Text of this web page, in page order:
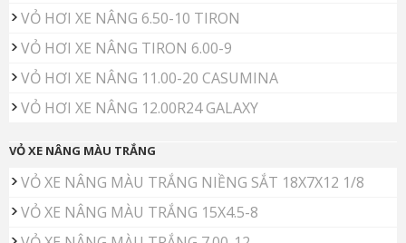
VỎ HƠI XE NÂNG 6.50-10 TIRON
VỎ HƠI XE NÂNG TIRON 6.00-9
VỎ HƠI XE NÂNG 11.00-20 CASUMINA
VỎ HƠI XE NÂNG 12.00R24 GALAXY
VỎ XE NÂNG MÀU TRẮNG
VỎ XE NÂNG MÀU TRẮNG NIỀNG SẮT 18X7X12 1/8
VỎ XE NÂNG MÀU TRẮNG 15X4.5-8